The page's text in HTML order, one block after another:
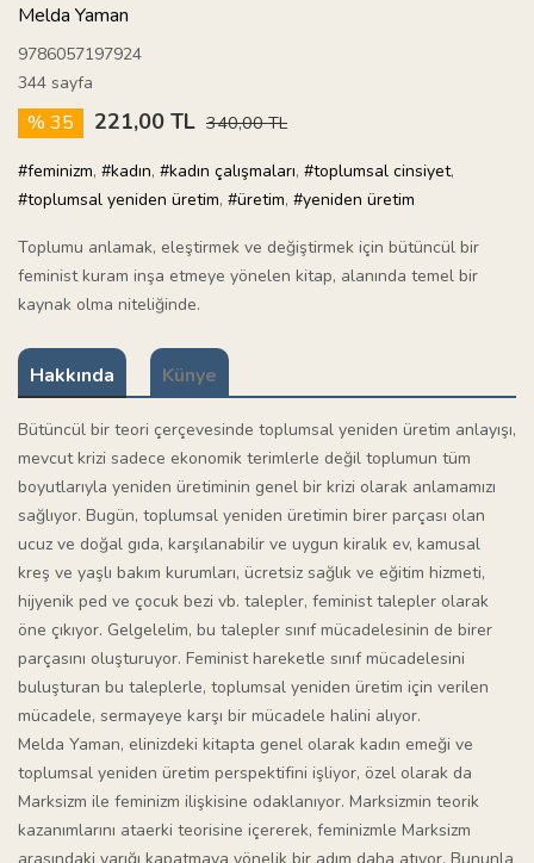
Melda Yaman
9786057197924
344 sayfa
% 35 221,00 TL 340,00 TL
#feminizm, #kadın, #kadın çalışmaları, #toplumsal cinsiyet,
#toplumsal yeniden üretim, #üretim, #yeniden üretim
Toplumu anlamak, eleştirmek ve değiştirmek için bütüncül bir
feminist kuram inşa etmeye yönelen kitap, alanında temel bir
kaynak olma niteliğinde.
Hakkında Künye
Bütüncül bir teori çerçevesinde toplumsal yeniden üretim anlayışı,
mevcut krizi sadece ekonomik terimlerle değil toplumun tüm
boyutlarıyla yeniden üretiminin genel bir krizi olarak anlamamızı
sağlıyor. Bugün, toplumsal yeniden üretimin birer parçası olan
ucuz ve doğal gıda, karşılanabilir ve uygun kiralık ev, kamusal
kreş ve yaşlı bakım kurumları, ücretsiz sağlık ve eğitim hizmeti,
hijyenik ped ve çocuk bezi vb. talepler, feminist talepler olarak
öne çıkıyor. Gelgelelim, bu talepler sınıf mücadelesinin de birer
parçasını oluşturuyor. Feminist hareketle sınıf mücadelesini
buluşturan bu taleplerle, toplumsal yeniden üretim için verilen
mücadele, sermayeye karşı bir mücadele halini alıyor.
Melda Yaman, elinizdeki kitapta genel olarak kadın emeği ve
toplumsal yeniden üretim perspektifini işliyor, özel olarak da
Marksizm ile feminizm ilişkisine odaklanıyor. Marksizmin teorik
kazanımlarını ataerki teorisine içererek, feminizmle Marksizm